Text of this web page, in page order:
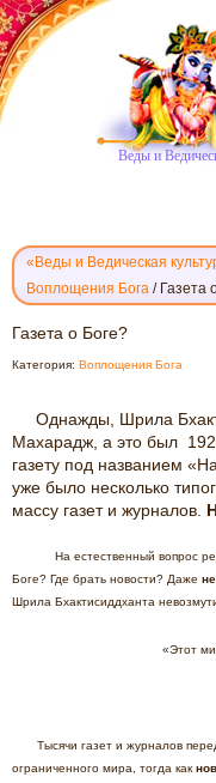
Веды и
«Веды и Ведическая
Воплощения Бога / Газета
ГАЗЕТА
О
Газета о Боге?
Категория: Воплощения Бога
Однажды, Шрила
Махарадж, а это был
газету под названием
уже было несколько
массу газет и журналов.
На естественный вопрос
Боге? Где брать новости? Даже
Шрила Бхактисиддханта
«Этот мир является
он ничтожно мал
Тысячи газет и журналов
ограниченного мира, тогда как